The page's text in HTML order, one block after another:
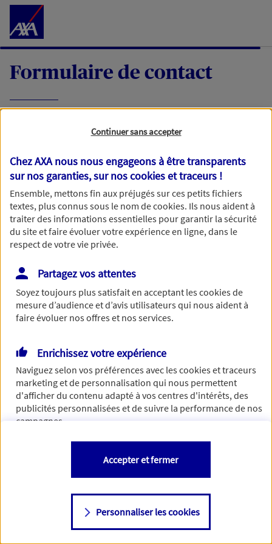
Accéder au Contenu
Formulaire de contact
demande, nous vous répondrons dans les
meilleurs délais par mail ou par téléphone.
Votre message :
Vous disposez de droits sur les informations vous concernant. Pour
plus d’informations,cliquez ici.
Continuer sans accepter
Chez AXA nous nous engageons à être transparents
sur nos garanties, sur noscookies et traceurs !
Ensemble, mettons fin aux préjugés sur ces petits fichiers
textes, plus connus sous le nom decookies. Ils nous aident à
traiter des informations essentielles pour garantir la sécurité
du site et faire évoluer votre expérience en ligne, dans le
respect de votre vie privée.
Partagez vos attentes
Soyez toujours plus satisfait en acceptant lescookiesde
mesure d’audience et d’avis utilisateurs qui nous aident à
faire évoluer nos offres et nos services.
Enrichissez votre expérience
Naviguez selon vos préférences avec lescookies et traceurs
marketing et de personnalisation qui nous permettent
d'afficher du contenu adapté à vos centres d'intérêts, des
publicités personnalisées et de suivre la performance de nos
campagnes.
Vous êtes libre de les accepter, de les refuser comme de
changer d'avis à tout moment en allant sur
Consulter notre politique decookies
Personnaliser les cookies
Accepter et fermer